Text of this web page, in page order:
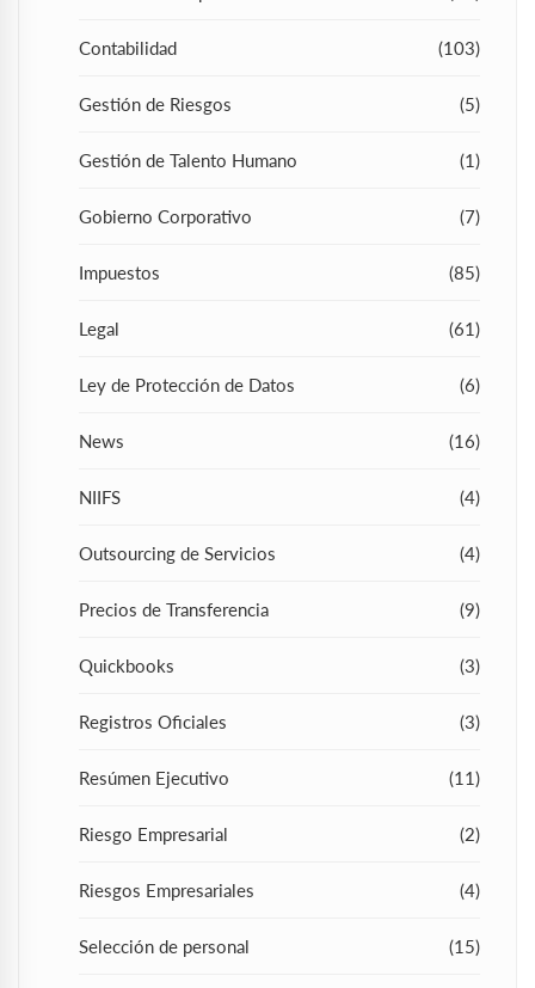
Contabilidad (103)
Gestión de Riesgos (5)
Gestión de Talento Humano (1)
Gobierno Corporativo (7)
Impuestos (85)
Legal (61)
Ley de Protección de Datos (6)
News (16)
NIIFS (4)
Outsourcing de Servicios (4)
Precios de Transferencia (9)
Quickbooks (3)
Registros Oficiales (3)
Resúmen Ejecutivo (11)
Riesgo Empresarial (2)
Riesgos Empresariales (4)
Selección de personal (15)